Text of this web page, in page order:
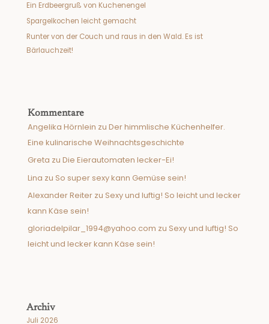
Ein Erdbeergruß von Kuchenengel
Spargelkochen leicht gemacht
Runter von der Couch und raus in den Wald. Es ist
Bärlauchzeit!
Kommentare
Angelika Hörnlein zu Der himmlische Küchenhelfer.
Eine kulinarische Weihnachtsgeschichte
Greta zu Die Eierautomaten lecker-Ei!
Lina zu So super sexy kann Gemüse sein!
Alexander Reiter zu Sexy und luftig! So leicht und lecker
kann Käse sein!
gloriadelpilar_1994@yahoo.com zu Sexy und luftig! So
leicht und lecker kann Käse sein!
Archiv
Juli 2026